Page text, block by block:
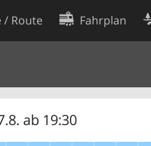
/ Route Fahrplan
ab 19:30
Cookie-